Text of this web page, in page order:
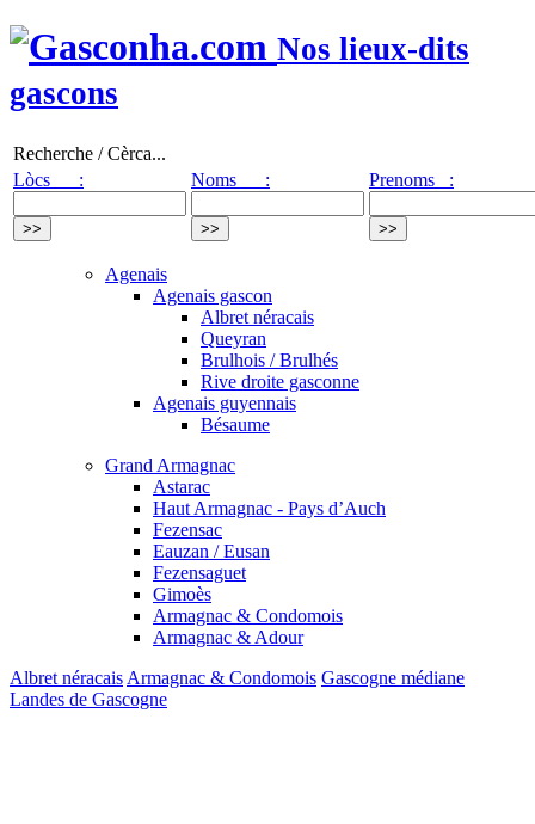
Nos lieux-dits
gascons
Recherche / Cèrca...
Lòcs :
Noms : Prenoms :
Agenais
Agenais gascon
Albret néracais
Queyran
Brulhois / Brulhés
Rive droite gasconne
Agenais guyennais
Bésaume
Grand Armagnac
Astarac
Haut Armagnac - Pays d’Auch
Fezensac
Eauzan / Eusan
Fezensaguet
Gimoès
Armagnac & Condomois
Armagnac & Adour
Albret néracais Armagnac & Condomois Gascogne médiane
Landes de Gascogne